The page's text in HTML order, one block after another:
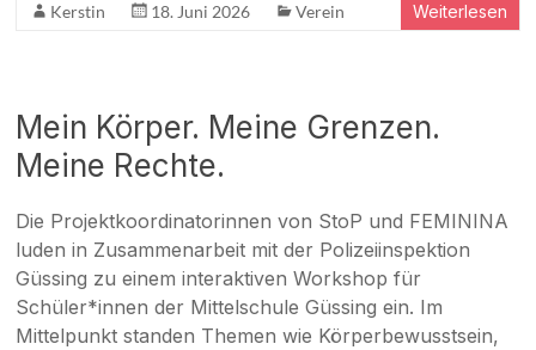
Kerstin 18. Juni 2026 Verein Weiterlesen
Mein Körper. Meine Grenzen.
Meine Rechte.
Die Projektkoordinatorinnen von StoP und FEMININA
luden in Zusammenarbeit mit der Polizeiinspektion
Güssing zu einem interaktiven Workshop für
Schüler*innen der Mittelschule Güssing ein. Im
Mittelpunkt standen Themen wie Körperbewusstsein,